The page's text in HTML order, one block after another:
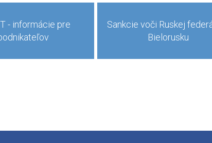
- informácie pre
Sankcie voči Ruskej
Bielorusku